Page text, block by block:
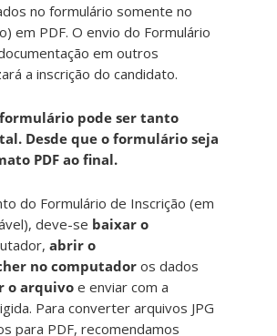
no formulário somente no
em PDF. O envio do Formulário
em outros
a inscrição do candidato.
pode ser tanto
Desde que o formulário seja
PDF ao final.
do Formulário de Inscrição (em
deve-se baixar o
abrir o
no computador os dados
o arquivo e enviar com a
Para converter arquivos JPG
para PDF, recomendamos